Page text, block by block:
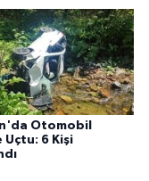
Otomobil
Uçtu: 6 Kişi